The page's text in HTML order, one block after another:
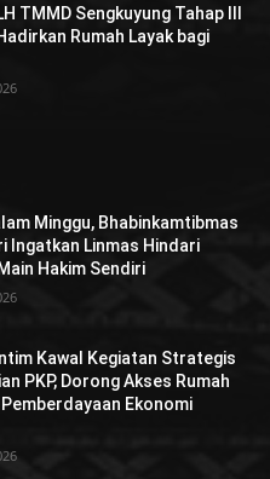
TMMD Sengkuyung Tahap III
Rumah Layak bagi
Minggu, Bhabinkamtibmas
Ingatkan Linmas Hindari
Hakim Sendiri
Kawal Kegiatan Strategis
PKP, Dorong Akses Rumah
Pemberdayaan Ekonomi